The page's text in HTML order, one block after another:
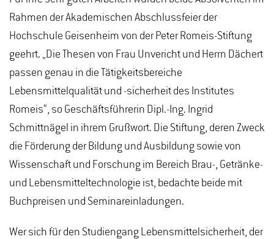
Rahmen der Akademischen Abschlussfeier der
Hochschule Geisenheim von der Peter Romeis-Stiftung
geehrt. „Die Thesen von Frau Unvericht und Herrn Dächert
passen genau in die Tätigkeitsbereiche
Lebensmittelqualität und -sicherheit des Institutes
Romeis“, so Geschäftsführerin Dipl.-Ing. Ingrid
Schmittnägel in ihrem Grußwort. Die Stiftung, deren Zweck
die Förderung der Bildung und Ausbildung sowie von
Wissenschaft und Forschung im Bereich Brau-, Getränke-
und Lebensmitteltechnologie ist, bedachte beide mit
Buchpreisen und Seminareinladungen.
Wer sich für den Studiengang Lebensmittelsicherheit, der